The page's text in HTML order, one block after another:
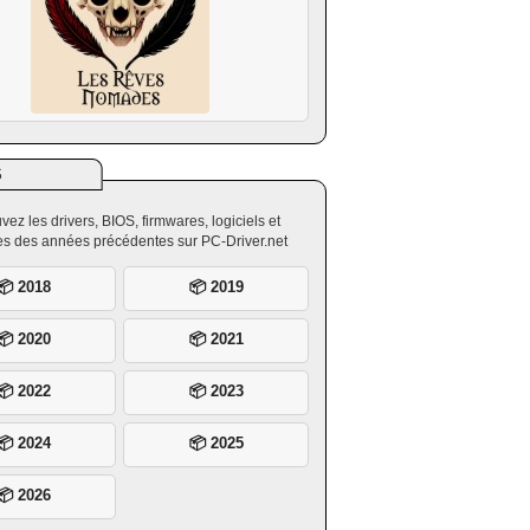
les drivers, BIOS, firmwares, logiciels et
des années précédentes sur PC-Driver.net
2018 📦 2019
2020 📦 2021
2022 📦 2023
2024 📦 2025
2026